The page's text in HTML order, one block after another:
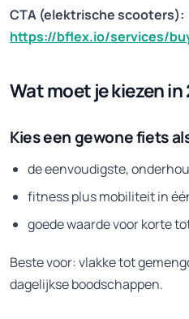
CTA (elektrische scooters):
https://bflex.io/services/
Wat moet je kiezen in
Kies een gewone fiets
de eenvoudigste,
fitness plus mobiliteit in
goede waarde voor korte
Beste voor: vlakke tot
dagelijkse boodschappen.